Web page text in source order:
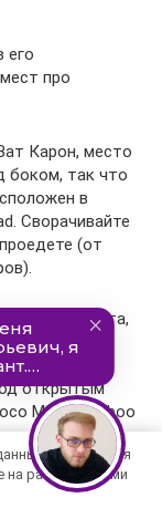
его
про
Карон, место
боком, так что
в
Сворачивайте
(от
пляжа Ката,
названием
в
открытым
Mart, Bamboo
и кафе. Если
интересно
на юге
она не
Продолжая
на работу с этими